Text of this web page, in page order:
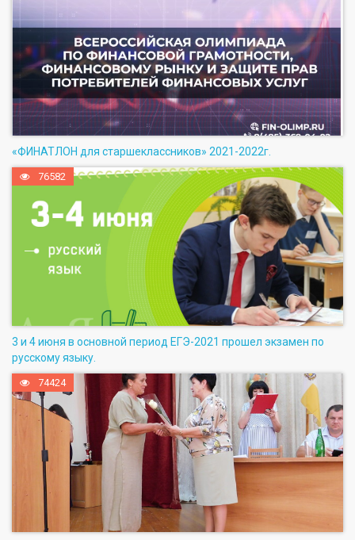
«ФИНАТЛОН для старшеклассников» 2021-2022г.
76582
3 и 4 июня в основной период ЕГЭ-2021 прошел экзамен по
русскому языку.
74424